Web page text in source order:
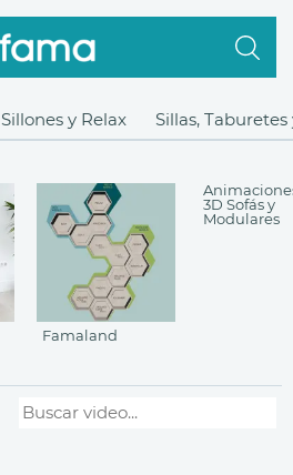
Famaland
3D Sofás y
Modulares
Sillones y Relax Sillas, Taburetes